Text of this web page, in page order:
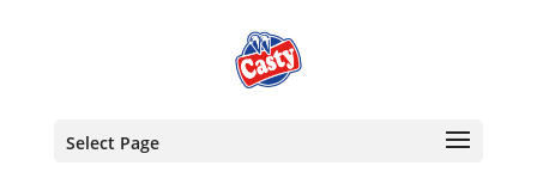
Select Page